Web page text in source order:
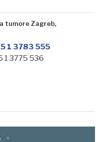
tumore Zagreb,
1 3783 555
1 3775 536